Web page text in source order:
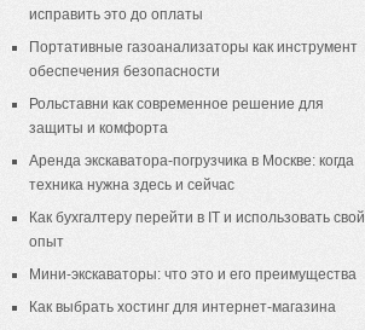
исправить это до оплаты
Портативные газоанализаторы как инструмент
обеспечения безопасности
Рольставни как современное решение для
защиты и комфорта
Аренда экскаватора-погрузчика в Москве: когда
техника нужна здесь и сейчас
Как бухгалтеру перейти в IT и использовать свой
опыт
Мини-экскаваторы: что это и его преимущества
Как выбрать хостинг для интернет-магазина